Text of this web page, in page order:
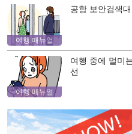
여행 매뉴얼
공항 보안검색
여행 매뉴얼
여행 중에 멀미
선